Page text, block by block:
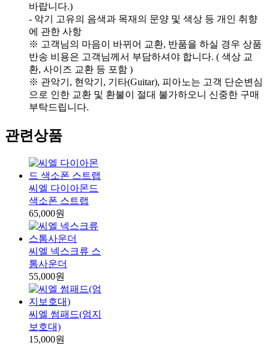
바랍니다.)
- 악기 고유의 음색과 목재의 문양 및 색상 등 개인 취향
에 관한 사항
※ 고객님의 마음이 바뀌어 교환, 반품을 하실 경우 상품
반송 비용은 고객님께서 부담하셔야 합니다. ( 색상 교
환, 사이즈 교환 등 포함 )
※ 관악기, 현악기, 기타(Guitar), 피아노는 고객 단순변심
으로 인한 교환 및 환불이 절대 불가하오니 신중한 구매
부탁드립니다.
관련상품
씨엘 다이아몬드
색소폰 스트랩
65,000원
씨엘 넥스크류 스
톰사운더
55,000원
씨엘 썸패드(엄지
보호대)
15,000원